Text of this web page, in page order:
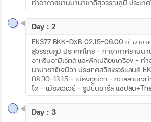
ท่าอากาศยานนานาชาติสุวรรณภูมิ ประเทศ
Day : 2
EK377 BKK-DXB 02.15-06.00 ท่าอากา
สุวรรณภูมิ ประเทศไทย - ท่าอากาศยานนา
อาหรับอามิเรตส์ แวะพักเปลี่ยนเครื่อง – ท่
นานาชาติเจนีวา ประเทศสวิสเซอร์แลนด์
08.30-13.15 – เมืองเจนีวา – ทะเลสาบเจ
โด - เมืองเวเว่ย์ - รูปปั้นชาร์ลี แชปลิน
Day : 3